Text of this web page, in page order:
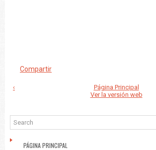
Compartir
‹
Página Principal
Ver la versión web
PÁGINA PRINCIPAL